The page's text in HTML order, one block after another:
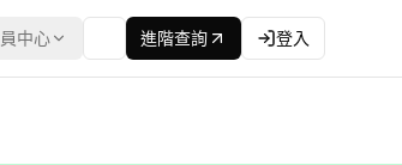
中心 進階查詢 登入